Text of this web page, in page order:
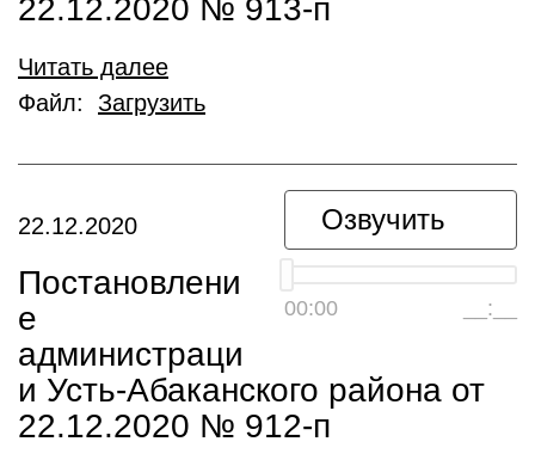
22.12.2020 № 913-п
Читать далее
Файл: Загрузить
Озвучить
00:00 __:__
22.12.2020
Постановлени
е
администраци
и Усть-Абаканского района от
22.12.2020 № 912-п